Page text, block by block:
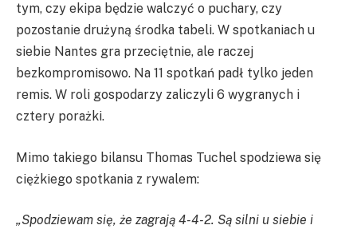
tym, czy ekipa będzie walczyć o puchary, czy
pozostanie drużyną środka tabeli. W spotkaniach u
siebie Nantes gra przeciętnie, ale raczej
bezkompromisowo. Na 11 spotkań padł tylko jeden
remis. W roli gospodarzy zaliczyli 6 wygranych i
cztery porażki.
Mimo takiego bilansu Thomas Tuchel spodziewa się
ciężkiego spotkania z rywalem:
„Spodziewam się, że zagrają 4-4-2. Są silni u siebie i